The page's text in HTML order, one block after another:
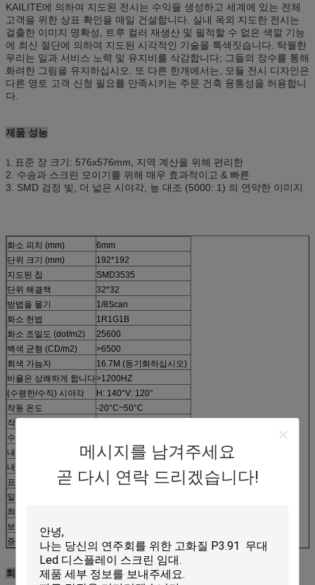
메시지를 남겨주세요
곧 다시 연락 드리겠습니다!
KAILITE에 의하여 지도된 전시는 수익을 생성하고 세계에 있는 전체
고객을 위한 상표 확인을 매일 건설합니다. 실내 옥외 지도한 전시는
걸출한 이미지 명확성, 트루 컬러 재생산 및 필적할 수 없은 색깔 기능
에 최신 절단에 의하여 지도된 시각적인 기술을 특색짓습니다. 탁월한
우리는 일과 서비스 노력 및 유지비를 삭감합니다; 그들의 장수를 통해
화려한 그림을 유지하십시오. 또 다른 한개에서는, 모듈 전시 디자인은
다른 영토 고객 신청 필요를 만족시키는 주문 건축 융통성을 허용합니
다.
제품 성능
1. 표준 장 크기: 576x576mm, 지역 계산을 위해 편리한
2. 수송과 스크린 모이기를 위해 매우 효과적이고 & 빠른
3. SMD 검정 빛, 더 넓은 시야각, 높 대조 (5000: 1) 의 연약한 이미지
화소 피치 (mm)
6mm
단위 크기 (mm)
192*192
지도된 칩
SMD3535
단위 해결책
32*32
방법을 몰기
1/8Scan
화소 헌법
1R1G1B
화소 조밀도 (dot/m2)
25600
백색 균형 (CD/m2)
>6500
회색 가늠자
16.7M (동기화하십시오)
비율은 상쾌하게 합니다>1200HZ
(수평한/수직) 시야각
H: 140°V: 120°
작동 온도
-20°C~50°C
작동 습도
수명
내각 순중량 (PCS)
10.0KG
내각 크기 (W*H)
표준 장 해결책
96*96
일 전압
최대 전력 소비 (sqm)
보호 급료 (정면/후방)
증명서
CE/FCC/ROHS/ISO9001
회사